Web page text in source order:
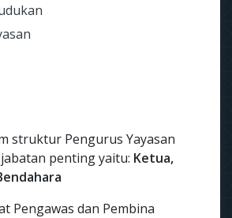
struktur Pengurus Yayasan
penting yaitu: Ketua,
Pengawas dan Pembina